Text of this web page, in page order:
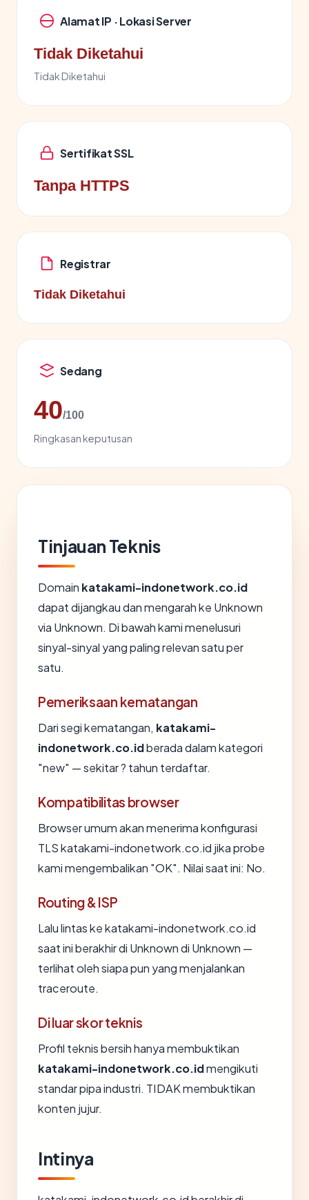
Alamat IP · Lokasi Server
Tidak Diketahui
Tidak Diketahui
Sertifikat SSL
Tanpa HTTPS
Registrar
Tidak Diketahui
Sedang
40/100
Ringkasan keputusan
Tinjauan Teknis
Domain katakami-indonetwork.co.id
dapat dijangkau dan mengarah ke Unknown
via Unknown. Di bawah kami menelusuri
sinyal-sinyal yang paling relevan satu per
satu.
Pemeriksaan kematangan
Dari segi kematangan, katakami-
indonetwork.co.idberada dalam kategori
"new" — sekitar ? tahun terdaftar.
Kompatibilitas browser
Browser umum akan menerima konfigurasi
TLS katakami-indonetwork.co.id jika probe
kami mengembalikan "OK". Nilai saat ini: No.
Routing & ISP
Lalu lintas ke katakami-indonetwork.co.id
saat ini berakhir di Unknown di Unknown —
terlihat oleh siapa pun yang menjalankan
traceroute.
Di luar skor teknis
Profil teknis bersih hanya membuktikan
katakami-indonetwork.co.idmengikuti
standar pipa industri. TIDAK membuktikan
konten jujur.
Intinya